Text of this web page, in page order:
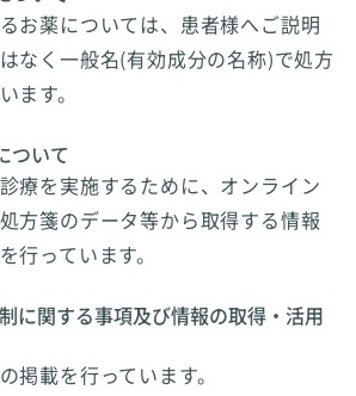
お薬については、患者様へご説明
なく一般名(有効成分の名称)で処方
ます。
ついて
療を実施するために、オンライン
方箋のデータ等から取得する情報
行っています。
に関する事項及び情報の取得・活用
掲載を行っています。